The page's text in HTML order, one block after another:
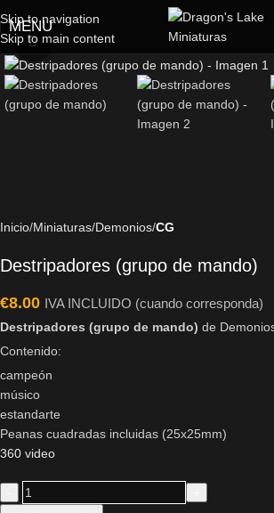
Skip to navigation
Skip to main content
MENU
Click to enlarge
Inicio Miniaturas Demonios CG
Destripadores (grupo de mando)
€8.00 IVA INCLUIDO (cuando corresponda)
Destripadores (grupo de mando) de
Contenido:
campeón
músico
estandarte
Peanas cuadradas incluidas (25x25mm)
360 video